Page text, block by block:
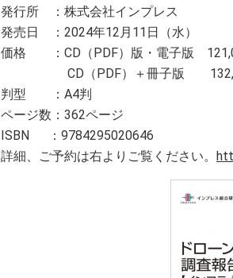
発行所 ：株式会社インプレス
発売日 ：2024年12月11日（水）
価格 ：CD（PDF）版・電子版
CD（PDF）＋冊子版 132,000
判型 ：A4判
ページ数：362ページ
ISBN ：9784295020646
詳細、ご予約は右よりご覧ください。